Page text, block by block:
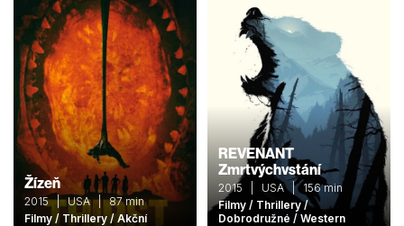
Žízeň
2015 | USA | 87 min
Filmy / Thrillery / Akční
REVENANT
Zmrtvýchvstání
2015 | USA | 156 min
Filmy / Thrillery /
Dobrodružné / Western